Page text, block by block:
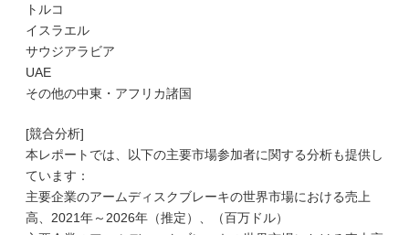
トルコ
イスラエル
サウジアラビア
UAE
その他の中東・アフリカ諸国
[競合分析]
本レポートでは、以下の主要市場参加者に関する分析も提供し
ています：
主要企業のアームディスクブレーキの世界市場における売上
高、2021年～2026年（推定）、（百万ドル）